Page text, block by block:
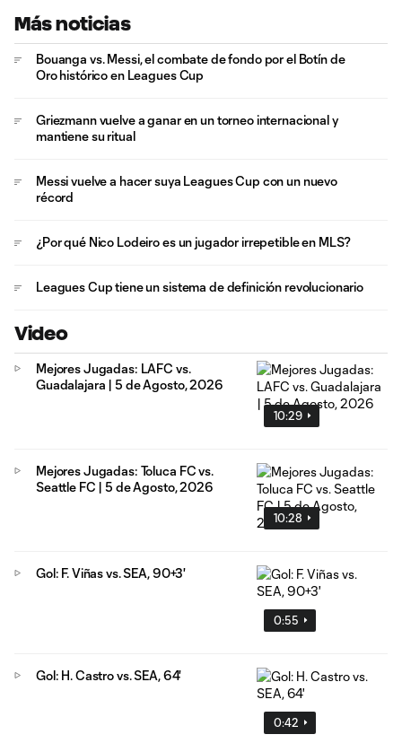
Más noticias
Bouanga vs. Messi, el combate de fondo por el Botín de
Oro histórico en Leagues Cup
Griezmann vuelve a ganar en un torneo internacional y
mantiene su ritual
Messi vuelve a hacer suya Leagues Cup con un nuevo
récord
¿Por qué Nico Lodeiro es un jugador irrepetible en MLS?
Leagues Cup tiene un sistema de definición revolucionario
Video
10:29
Mejores Jugadas: LAFC vs.
Guadalajara | 5 de Agosto, 2026
10:28
Mejores Jugadas: Toluca FC vs.
Seattle FC | 5 de Agosto, 2026
0:55
Gol: F. Viñas vs. SEA, 90+3'
0:42
Gol: H. Castro vs. SEA, 64'